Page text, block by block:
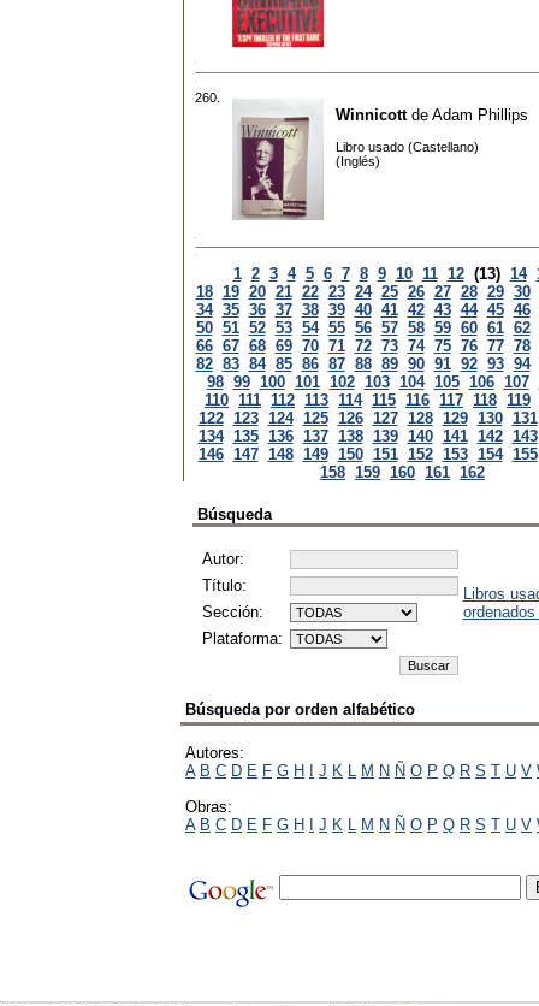
260.
Winnicottde Adam Phillips
Libro usado (Castellano)
(Inglés)
1 2 3 4 5 6 7 8 9 10 11 12 (13) 14
18 19 20 21 22 23 24 25 26 27 28 29 30
34 35 36 37 38 39 40 41 42 43 44 45 46
50 51 52 53 54 55 56 57 58 59 60 61 62
66 67 68 69 70 71 72 73 74 75 76 77 78
82 83 84 85 86 87 88 89 90 91 92 93 94
98 99 100 101 102 103 104 105 106 107
110 111 112 113 114 115 116 117 118 119
122 123 124 125 126 127 128 129 130 131
134 135 136 137 138 139 140 141 142 143
146 147 148 149 150 151 152 153 154 155
158 159 160 161 162
Búsqueda
Autor:
Título:
Sección:
Plataforma:
Libros
Búsqueda por orden alfabético
Autores:
A B C D E F G H I J K L M N Ñ O P Q R S T U V
Obras:
A B C D E F G H I J K L M N Ñ O P Q R S T U V